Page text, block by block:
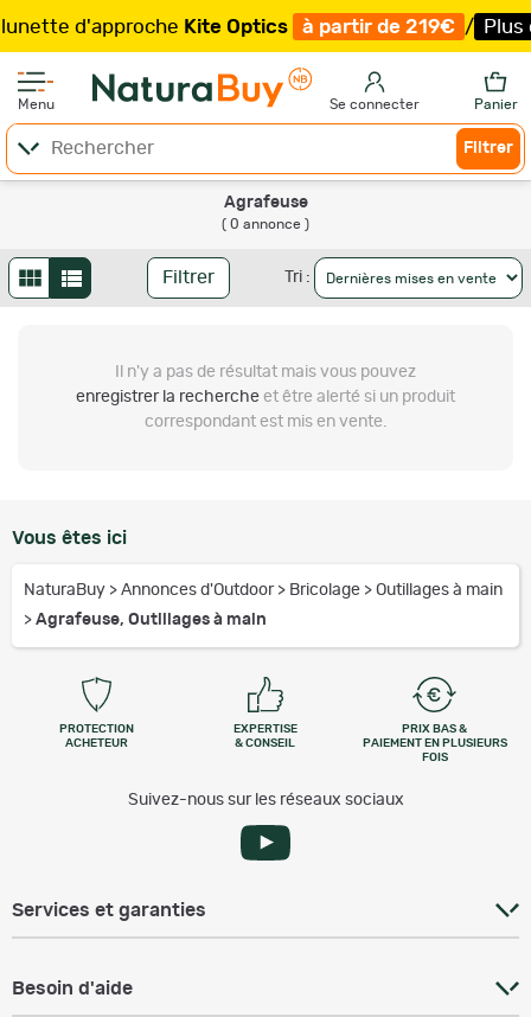
d'approcheKite Optics à partir de 219€ / Plus
Menu Se connecter Panier
Filtrer
Agrafeuse
( 0 annonce )
Filtrer Tri :
Il n'y a pas de résultat mais vous pouvez
enregistrer la recherche et être alerté si un produit
correspondant est mis en vente.
Vous êtes ici
NaturaBuy > Annonces d'Outdoor > Bricolage > Outillages à main
> Agrafeuse, Outillages à main
PROTECTION
ACHETEUR
EXPERTISE
& CONSEIL
PRIX BAS &
PAIEMENT EN PLUSIEURS
FOIS
Suivez-nous sur les réseaux sociaux
Services et garanties
Besoin d'aide